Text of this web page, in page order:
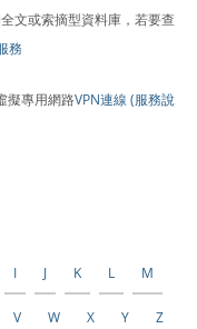
文或索摘型資料庫，若要查
務
擬專用網路VPN連線 (服務說
I J K L M
V W X Y Z